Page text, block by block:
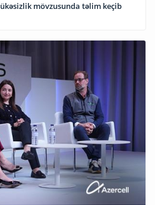
mövzusunda təlim keçib